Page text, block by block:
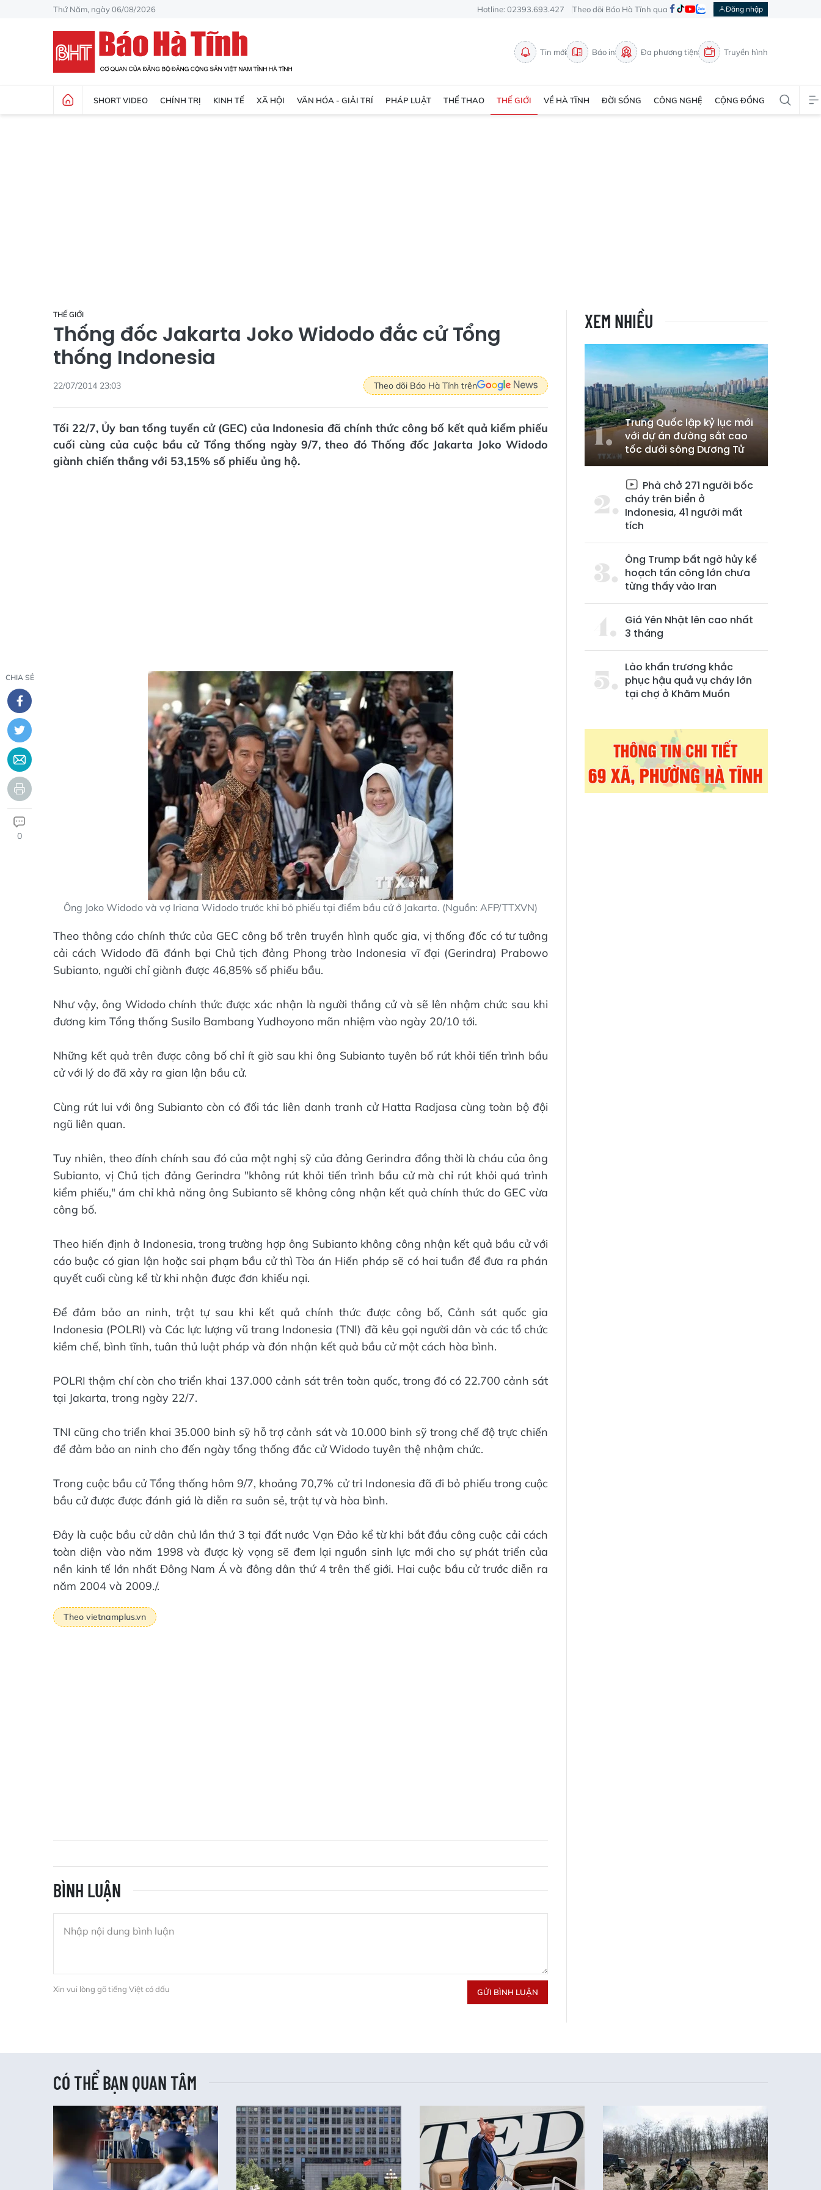
Thứ Năm, ngày 06/08/2026 Hotline: 02393.693.427 Theo dõi Báo Hà Tĩnh qua Đăng nhập
Tin mới Báo in Đa phương tiện Truyền hình
SHORT VIDEO CHÍNH TRỊ KINH TẾ XÃ HỘI VĂN HÓA - GIẢI TRÍ PHÁP LUẬT THỂ THAO THẾ GIỚI VỀ HÀ TĨNH ĐỜI SỐNG CÔNG NGHỆ CỘNG ĐỒNG
THẾ GIỚI
Thống đốc Jakarta Joko Widodo đắc cử Tổng
thống Indonesia
22/07/2014 23:03 Theo dõi Báo Hà Tĩnh trên
Tối 22/7, Ủy ban tổng tuyển cử (GEC) của Indonesia đã chính thức công bố kết quả kiểm phiếu
cuối cùng của cuộc bầu cử Tổng thống ngày 9/7, theo đó Thống đốc Jakarta Joko Widodo
giành chiến thắng với 53,15% số phiếu ủng hộ.
CHIA SẺ
0
Ông Joko Widodo và vợ Iriana Widodo trước khi bỏ phiếu tại điểm bầu cử ở Jakarta. (Nguồn: AFP/TTXVN)
Theo thông cáo chính thức của GEC công bố trên truyền hình quốc gia, vị thống đốc có tư tưởng
cải cách Widodo đã đánh bại Chủ tịch đảng Phong trào Indonesia vĩ đại (Gerindra) Prabowo
Subianto, người chỉ giành được 46,85% số phiếu bầu.
Như vậy, ông Widodo chính thức được xác nhận là người thắng cử và sẽ lên nhậm chức sau khi
đương kim Tổng thống Susilo Bambang Yudhoyono mãn nhiệm vào ngày 20/10 tới.
Những kết quả trên được công bố chỉ ít giờ sau khi ông Subianto tuyên bố rút khỏi tiến trình bầu
cử với lý do đã xảy ra gian lận bầu cử.
Cùng rút lui với ông Subianto còn có đối tác liên danh tranh cử Hatta Radjasa cùng toàn bộ đội
ngũ liên quan.
Tuy nhiên, theo đính chính sau đó của một nghị sỹ của đảng Gerindra đồng thời là cháu của ông
Subianto, vị Chủ tịch đảng Gerindra "không rút khỏi tiến trình bầu cử mà chỉ rút khỏi quá trình
kiểm phiếu," ám chỉ khả năng ông Subianto sẽ không công nhận kết quả chính thức do GEC vừa
công bố.
Theo hiến định ở Indonesia, trong trường hợp ông Subianto không công nhận kết quả bầu cử với
cáo buộc có gian lận hoặc sai phạm bầu cử thì Tòa án Hiến pháp sẽ có hai tuần để đưa ra phán
quyết cuối cùng kể từ khi nhận được đơn khiếu nại.
Để đảm bảo an ninh, trật tự sau khi kết quả chính thức được công bố, Cảnh sát quốc gia
Indonesia (POLRI) và Các lực lượng vũ trang Indonesia (TNI) đã kêu gọi người dân và các tổ chức
kiềm chế, bình tĩnh, tuân thủ luật pháp và đón nhận kết quả bầu cử một cách hòa bình.
POLRI thậm chí còn cho triển khai 137.000 cảnh sát trên toàn quốc, trong đó có 22.700 cảnh sát
tại Jakarta, trong ngày 22/7.
TNI cũng cho triển khai 35.000 binh sỹ hỗ trợ cảnh sát và 10.000 binh sỹ trong chế độ trực chiến
để đảm bảo an ninh cho đến ngày tổng thống đắc cử Widodo tuyên thệ nhậm chức.
Trong cuộc bầu cử Tổng thống hôm 9/7, khoảng 70,7% cử tri Indonesia đã đi bỏ phiếu trong cuộc
bầu cử được được đánh giá là diễn ra suôn sẻ, trật tự và hòa bình.
Đây là cuộc bầu cử dân chủ lần thứ 3 tại đất nước Vạn Đảo kể từ khi bắt đầu công cuộc cải cách
toàn diện vào năm 1998 và được kỳ vọng sẽ đem lại nguồn sinh lực mới cho sự phát triển của
nền kinh tế lớn nhất Đông Nam Á và đông dân thứ 4 trên thế giới. Hai cuộc bầu cử trước diễn ra
năm 2004 và 2009./.
Theo vietnamplus.vn
BÌNH LUẬN
Xin vui lòng gõ tiếng Việt có dấu GỬI BÌNH LUẬN
XEM NHIỀU
Trung Quốc lập kỷ lục mới
với dự án đường sắt cao
tốc dưới sông Dương Tử
Phà chở 271 người bốc
cháy trên biển ở
Indonesia, 41 người mất
tích
Ông Trump bất ngờ hủy kế
hoạch tấn công lớn chưa
từng thấy vào Iran
Giá Yên Nhật lên cao nhất
3 tháng
Lào khẩn trương khắc
phục hậu quả vụ cháy lớn
tại chợ ở Khăm Muồn
CÓ THỂ BẠN QUAN TÂM